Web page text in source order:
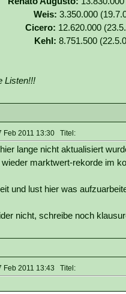
Weis: 3.350.000
Cicero: 12.620.000
Kehl:8.751.500
Listen!!!
Feb 2011 13:30 Titel:
lange nicht aktualisiert
marktwert-rekorde im
und lust hier was
nicht, schreibe noch
Feb 2011 13:43 Titel: